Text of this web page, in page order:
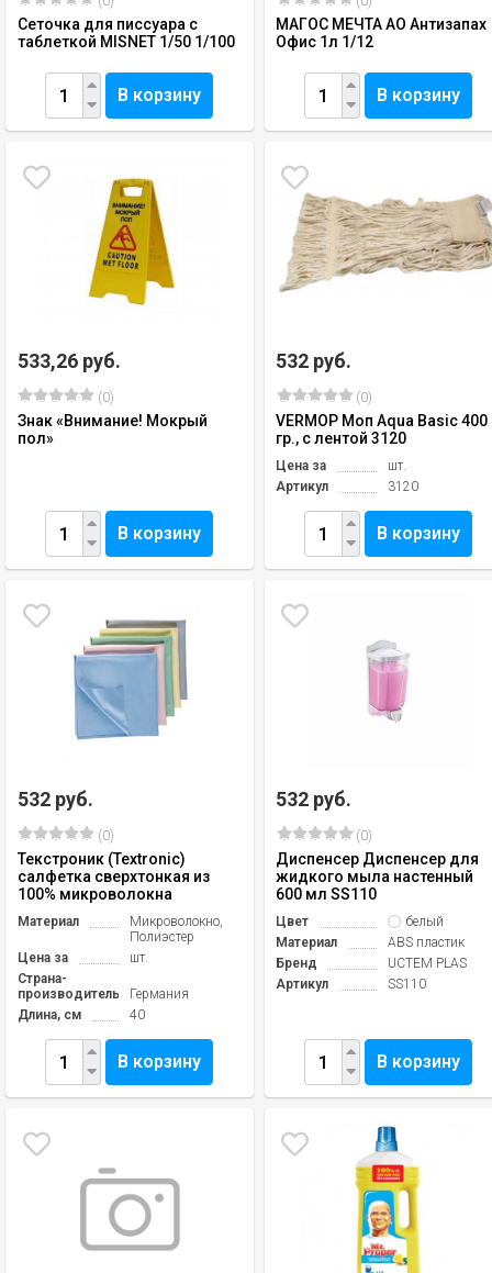
Сеточка для писсуара с
таблеткой MISNET 1/50 1/100
В корзину
МАГОС МЕЧТА АО Антизапах
Офис 1л 1/12
В корзину
533,26 руб.
(0)
Знак «Внимание! Мокрый
пол»
В корзину
532 руб.
(0)
VERMOP Моп Aqua Basic 400
гр., с лентой 3120
Цена за
шт.
Артикул
3120
В корзину
532 руб.
(0)
Текстроник (Textronic)
салфетка сверхтонкая из
100% микроволокна
Материал
Микроволокно,
Полиэстер
Цена за
шт.
Страна-
производитель
Германия
Длина, см
40
В корзину
532 руб.
(0)
Диспенсер Диспенсер для
жидкого мыла настенный
600 мл SS110
Цвет
белый
Материал
ABS пластик
Бренд
UCTEM PLAS
Артикул
SS110
В корзину